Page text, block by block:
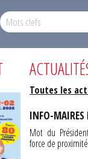
Toutes les
INFO-
Mot du
force de